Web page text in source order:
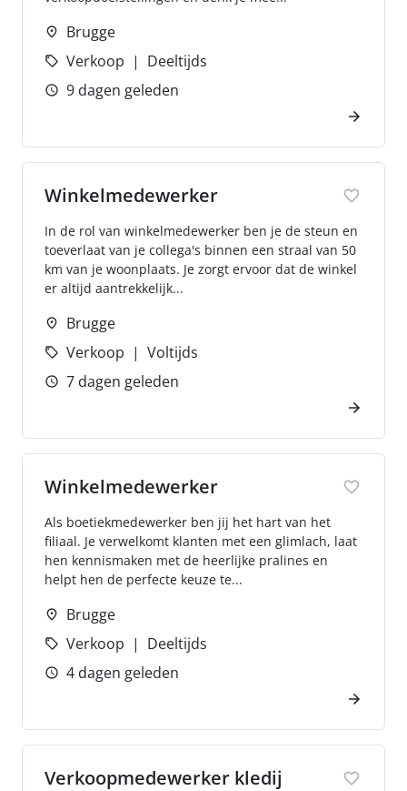
Brugge
Verkoop
Deeltijds
9 dagen geleden
Winkelmedewerker
In de rol van winkelmedewerker ben je de steun en
toeverlaat van je collega's binnen een straal van 50
km van je woonplaats. Je zorgt ervoor dat de winkel
er altijd aantrekkelijk...
Brugge
Verkoop
Voltijds
7 dagen geleden
Winkelmedewerker
Als boetiekmedewerker ben jij het hart van het
filiaal. Je verwelkomt klanten met een glimlach, laat
hen kennismaken met de heerlijke pralines en
helpt hen de perfecte keuze te...
Brugge
Verkoop
Deeltijds
4 dagen geleden
Verkoopmedewerker kledij